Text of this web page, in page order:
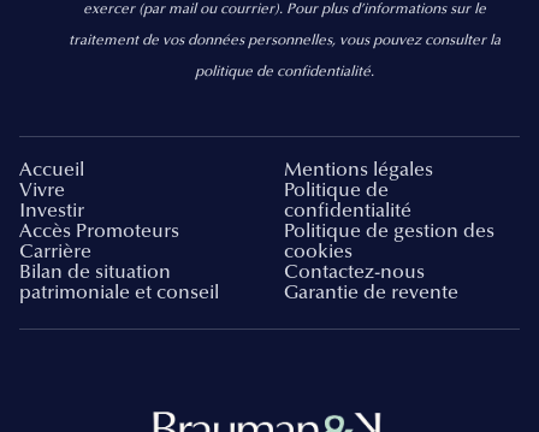
exercer (par mail ou courrier). Pour plus d’informations sur le
traitement de vos données personnelles, vous pouvez consulter la
politique de confidentialité.
Accueil
Vivre
Investir
Accès Promoteurs
Carrière
Bilan de situation
patrimoniale et conseil
Mentions légales
Politique de
confidentialité
Politique de gestion des
cookies
Contactez-nous
Garantie de revente